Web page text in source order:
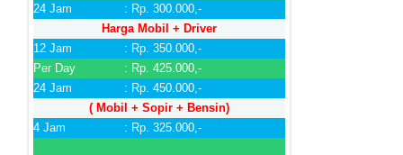
24 Jam
: Rp. 300.000,-
Harga Mobil + Driver
12 Jam
: Rp. 350.000,-
Per Day
: Rp. 425.000,-
24 Jam
: Rp. 450.000,-
( Mobil + Sopir + Bensin)
4 Jam
: Rp. 325.000,-